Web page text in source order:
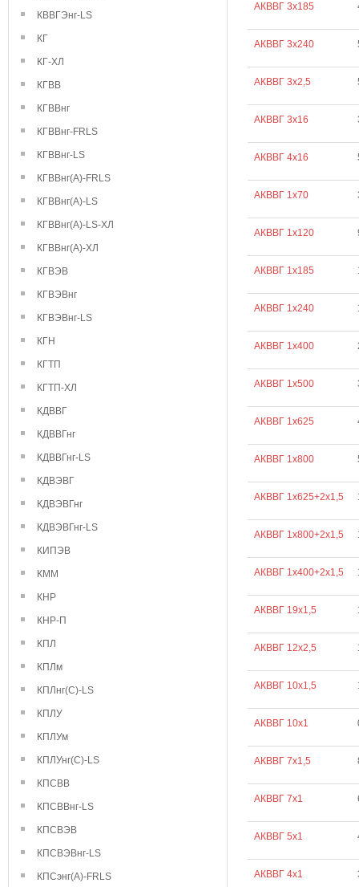
КВВГЭнг-LS
КГ
КГ-ХЛ
КГВВ
КГВВнг
КГВВнг-FRLS
КГВВнг-LS
КГВВнг(А)-FRLS
КГВВнг(А)-LS
КГВВнг(А)-LS-ХЛ
КГВВнг(А)-ХЛ
КГВЭВ
КГВЭВнг
КГВЭВнг-LS
КГН
КГТП
КГТП-ХЛ
КДВВГ
КДВВГнг
КДВВГнг-LS
КДВЭВГ
КДВЭВГнг
КДВЭВГнг-LS
КИПЭВ
КММ
КНР
КНР-П
КПЛ
КПЛм
КПЛнг(С)-LS
КПЛУ
КПЛУм
КПЛУнг(С)-LS
КПСВВ
КПСВВнг-LS
КПСВЭВ
КПСВЭВнг-LS
КПСэнг(А)-FRLS
АКВВГ 3х185
АКВВГ 3х240
АКВВГ 3х2,5
АКВВГ 3х16
АКВВГ 4х16
АКВВГ 1х70
АКВВГ 1х120
АКВВГ 1х185
АКВВГ 1х240
АКВВГ 1х400
АКВВГ 1х500
АКВВГ 1х625
АКВВГ 1х800
АКВВГ 1х625+2х1,5
АКВВГ 1х800+2х1,5
АКВВГ 1х400+2х1,5
АКВВГ 19х1,5
АКВВГ 12х2,5
АКВВГ 10х1,5
АКВВГ 10х1
АКВВГ 7х1,5
АКВВГ 7х1
АКВВГ 5х1
АКВВГ 4х1